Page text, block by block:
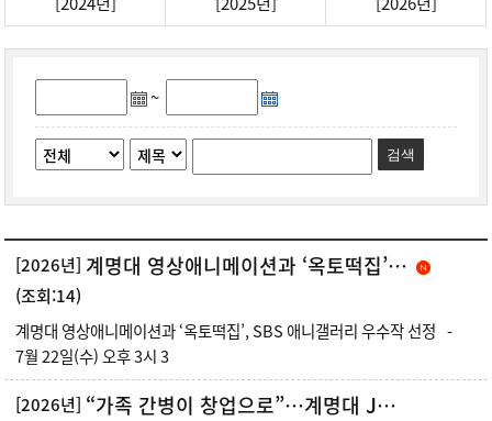
~
검색
[2026년] 계명대 영상애니메이션과 ‘옥토떡집’, SBS 애니갤러리 우수작 선정
(조회:14)
계명대 영상애니메이션과 ‘옥토떡집’, SBS 애니갤러리 우수작 선정 -
7월 22일(수) 오후 3시 3
[2026년] “가족 간병이 창업으로”…계명대 JKJ 학생팀, 메가시티리그전 대상 쾌거